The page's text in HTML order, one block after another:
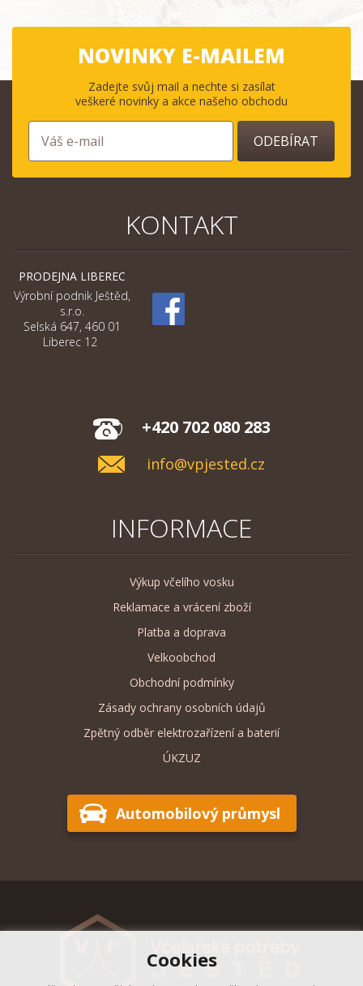
NOVINKY E-MAILEM
Zadejte svůj mail a nechte si zasílat
veškeré novinky a akce našeho obchodu
ODEBÍRAT
KONTAKT
PRODEJNA LIBEREC
Výrobní podnik Ještěd,
s.r.o.
Selská 647, 460 01
Liberec 12
+420 702 080 283
info@vpjested.cz
INFORMACE
Výkup včelího vosku
Reklamace a vrácení zboží
Platba a doprava
Velkoobchod
Obchodní podmínky
Zásady ochrany osobních údajů
Zpětný odběr elektrozařízení a baterií
ÚKZUZ
Automobilový průmysl
Cookies